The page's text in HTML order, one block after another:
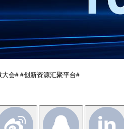
大会# #创新资源汇聚平台#